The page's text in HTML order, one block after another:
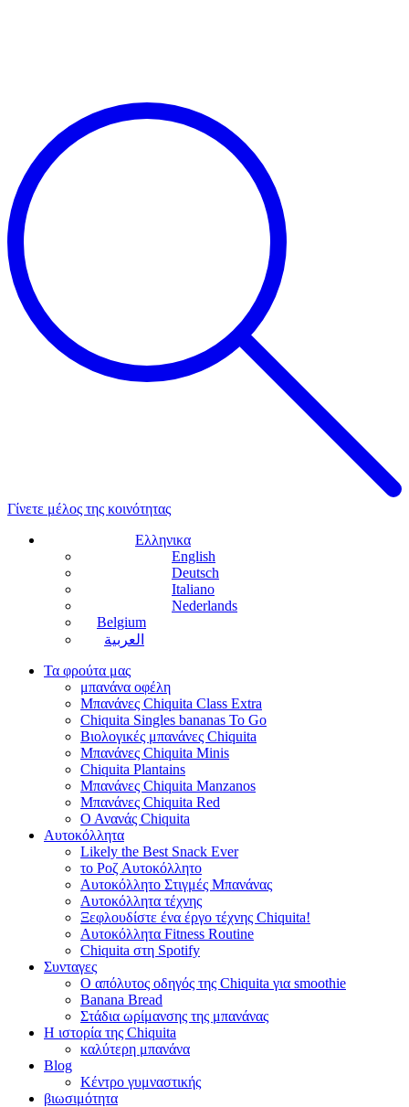
Γίνετε μέλος της κοινότητας
Ελληνικα
English
Deutsch
Italiano
Nederlands
Belgium
العربية
Τα φρούτα μας
μπανάνα οφέλη
Μπανάνες Chiquita Class Extra
Chiquita Singles bananas To Go
Βιολογικές μπανάνες Chiquita
Μπανάνες Chiquita Minis
Chiquita Plantains
Μπανάνες Chiquita Manzanos
Μπανάνες Chiquita Red
Ο Ανανάς Chiquita
Αυτοκόλλητα
Likely the Best Snack Ever
το Ροζ Αυτοκόλλητο
Αυτοκόλλητο Στιγμές Μπανάνας
Αυτοκόλλητα τέχνης
Ξεφλουδίστε ένα έργο τέχνης Chiquita!
Αυτοκόλλητα Fitness Routine
Chiquita στη Spotify
Συνταγες
Ο απόλυτος οδηγός της Chiquita για smoothie
Banana Bread
Στάδια ωρίμανσης της μπανάνας
Η ιστορία της Chiquita
καλύτερη μπανάνα
Blog
Κέντρο γυμναστικής
βιωσιμότητα